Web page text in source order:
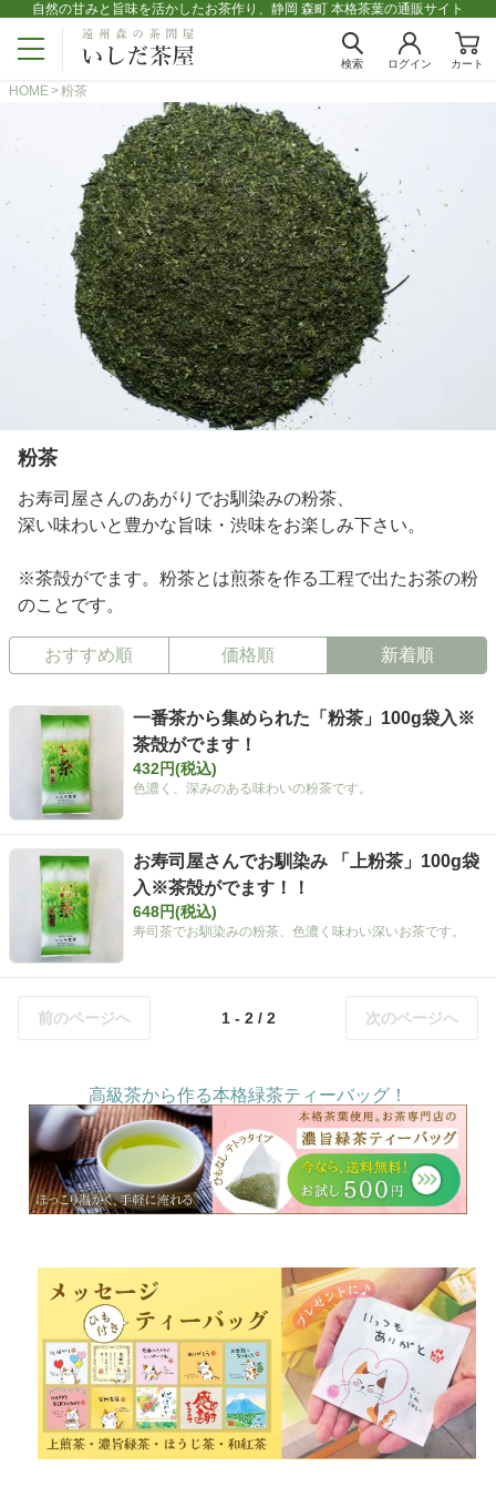
自然の甘みと旨味を活かしたお茶作り、静岡 森町 本格茶葉の通販サイト
検索 ログイン カート
HOME 粉茶
粉茶
お寿司屋さんのあがりでお馴染みの粉茶、
深い味わいと豊かな旨味・渋味をお楽しみ下さい。
※茶殻がでます。粉茶とは煎茶を作る工程で出たお茶の粉
のことです。
おすすめ順 価格順 新着順
一番茶から集められた「粉茶」100g袋入※
茶殻がでます！
432円(税込)
色濃く、深みのある味わいの粉茶です。
お寿司屋さんでお馴染み 「上粉茶」100g袋
入※茶殻がでます！！
648円(税込)
寿司茶でお馴染みの粉茶、色濃く味わい深いお茶です。
前のページへ 1 - 2 / 2 次のページへ
高級茶から作る本格緑茶ティーバッグ！